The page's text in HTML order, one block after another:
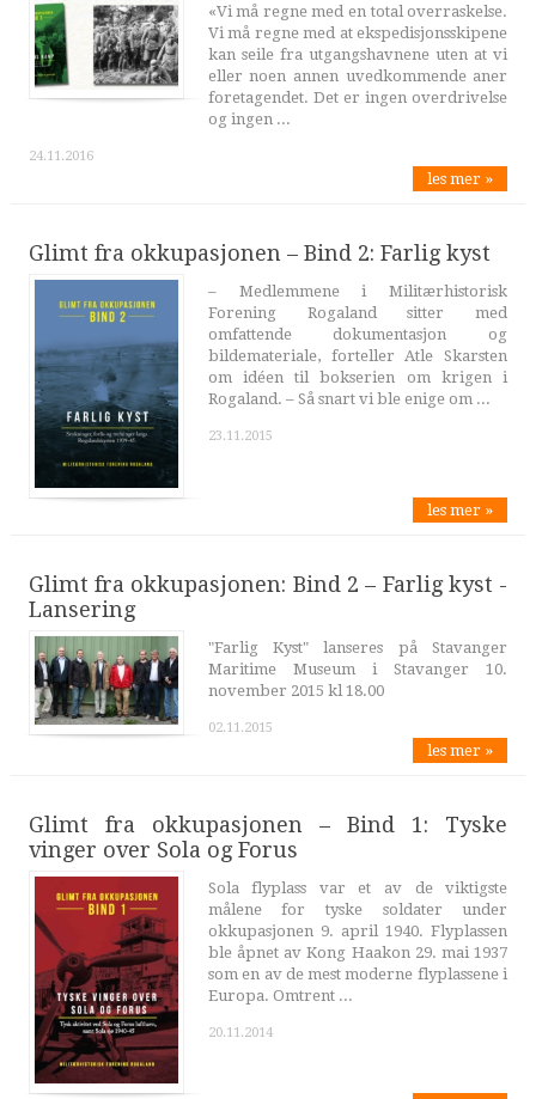
«Vi må regne med en total overraskelse.
Vi må regne med at ekspedisjonsskipene
kan seile fra utgangshavnene uten at vi
eller noen annen uvedkommende aner
foretagendet. Det er ingen overdrivelse
og ingen ...
24.11.2016
les mer »
Glimt fra okkupasjonen – Bind 2: Farlig kyst
– Medlemmene i Militærhistorisk
Forening Rogaland sitter med
omfattende dokumentasjon og
bildemateriale, forteller Atle Skarsten
om idéen til bokserien om krigen i
Rogaland. – Så snart vi ble enige om ...
23.11.2015
les mer »
Glimt fra okkupasjonen: Bind 2 – Farlig kyst -
Lansering
"Farlig Kyst" lanseres på Stavanger
Maritime Museum i Stavanger 10.
november 2015 kl 18.00
02.11.2015
les mer »
Glimt fra okkupasjonen – Bind 1: Tyske
vinger over Sola og Forus
Sola flyplass var et av de viktigste
målene for tyske soldater under
okkupasjonen 9. april 1940. Flyplassen
ble åpnet av Kong Haakon 29. mai 1937
som en av de mest moderne flyplassene i
Europa. Omtrent ...
20.11.2014